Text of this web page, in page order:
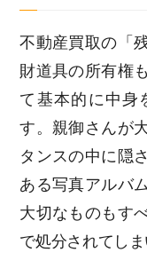
不動産買取の「
財道具の所有権
て基本的に中身
す。親御さんが
タンスの中に隠
ある写真アルバ
大切なものもす
で処分されてしま